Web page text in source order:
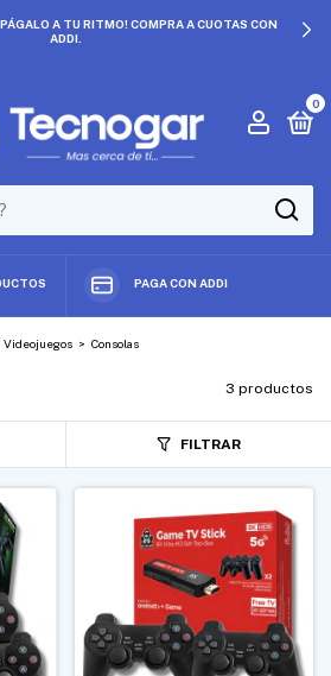
PÁGALO A TU RITMO! COMPRA A CUOTAS CON
ADDI.
0
PAGA CON ADDI
Videojuegos > Consolas
3 productos
FILTRAR